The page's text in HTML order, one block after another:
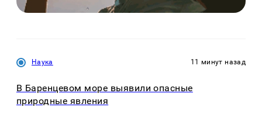
Наука 11 минут назад
В Баренцевом море выявили опасные
природные явления